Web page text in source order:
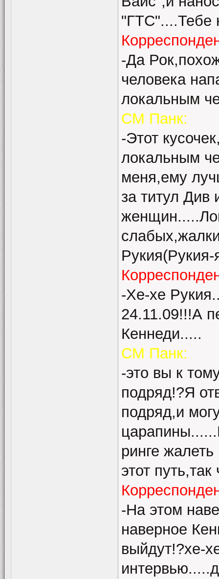
"ГТС"....Тебе
-Да
человека
локальным
СМ Панк:
-Этот
локальным
меня,ему
за титул Див
-Хе-хе
24.11.09!!!А
Кеннеди.....
СМ Панк:
-это вы к
подряд!?Я
подряд,и
ринге
этот
-На этом
наверное
выйдут!?хе-